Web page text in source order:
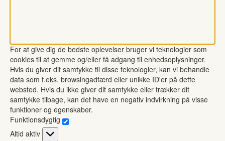
For at give dig de bedste oplevelser bruger vi teknologier som
cookies til at gemme og/eller få adgang til enhedsoplysninger.
Hvis du giver dit samtykke til disse teknologier, kan vi behandle
data som f.eks. browsingadfærd eller unikke ID'er på dette
websted. Hvis du ikke giver dit samtykke eller trækker dit
samtykke tilbage, kan det have en negativ indvirkning på visse
funktioner og egenskaber.
Funktionsdygtig
Funktionsdygtig
Altid aktiv